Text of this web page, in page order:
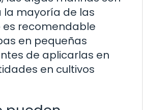
la mayoría de las
es recomendable
en pequeñas
de aplicarlas en
en cultivos